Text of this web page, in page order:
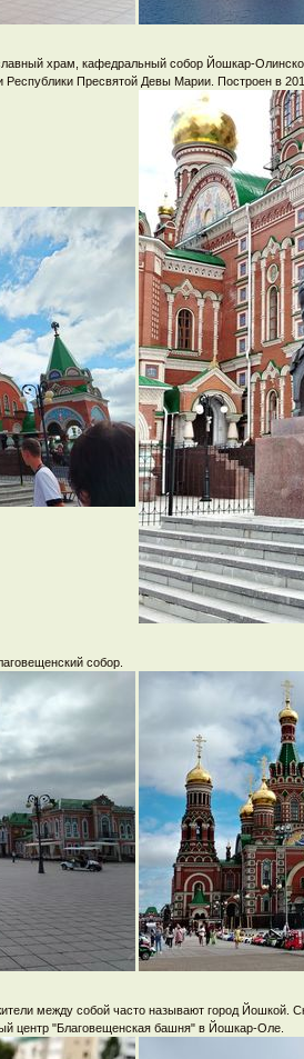
храм, кафедральный собор Йошкар-
Пресвятой Девы Марии. Построен в
собор.
между собой часто называют город Йошкой.
центр "Благовещенская башня" в Йошкар-Оле.